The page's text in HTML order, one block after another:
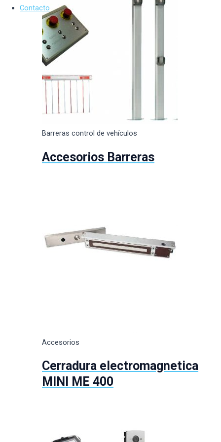
Contacto
Barreras control de vehículos
Accesorios Barreras
Accesorios
Cerradura electromagnetica
MINI ME 400